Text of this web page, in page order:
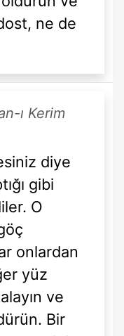
ne de
ı Kerim
diye
gibi
O
onlardan
yüz
ve
Bir